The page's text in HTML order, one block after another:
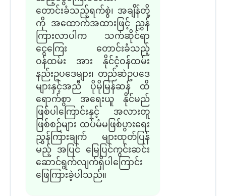
တောင်းခံသည့်ရက်စွဲ၊ အချိန်တို့
ကို အထောက်အထားဖြင့် ညွှန်
ကြားလာပါက သက်ဆိုင်ရာ
ငွေကြေး တောင်းခံသည့်
ဝန်ထမ်း အား နိုင်ငံ့ဝန်ထမ်း
နည်းဥပဒေများ၊ တည်ဆဲဥပဒေ
များနှင့်အညီ ပိုမိုမြန်ဆန် ထိ
ရောက်စွာ အရေးယူ နိုင်မည်
ဖြစ်ပါကြောင်းနှင့် အလားတူ
ဖြစ်စဉ်များ ထပ်မံမဖြစ်ပွားရေး
ညွှန်ကြားချက် များထုတ်ပြန်
မည့် အပြင် မြေပြင်ကွင်းဆင်း
ဆောင်ရွက်လျက်ရှိပါကြောင်း
ဖြေကြားခဲ့ပါသည်။